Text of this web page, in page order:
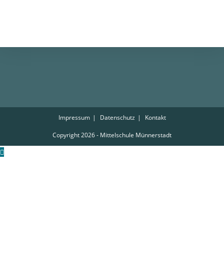
Impressum Datenschutz Kontakt
Copyright 2026 - Mittelschule Münnerstadt